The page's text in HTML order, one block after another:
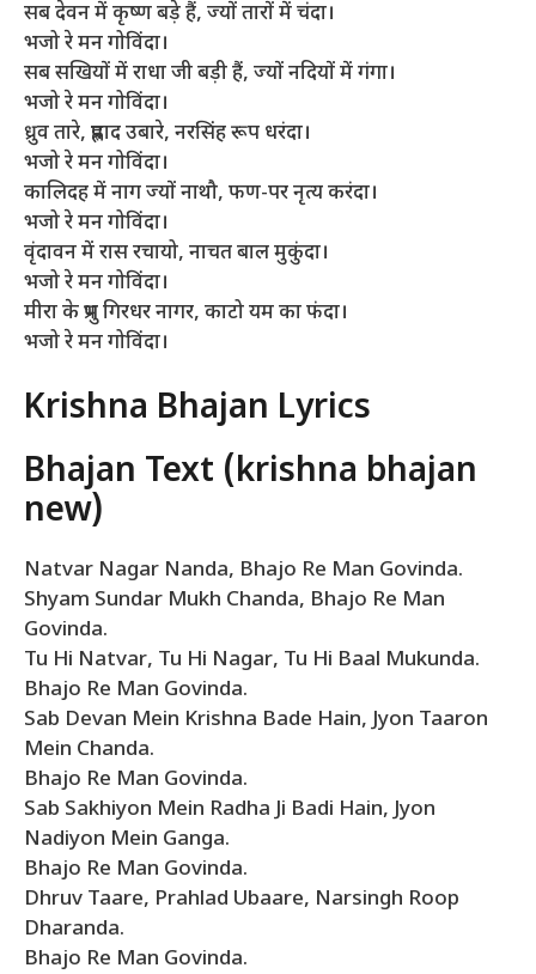
सब देवन में कृष्ण बड़े हैं, ज्यों तारों में चंदा।
भजो रे मन गोविंदा।
सब सखियों में राधा जी बड़ी हैं, ज्यों नदियों में गंगा।
भजो रे मन गोविंदा।
ध्रुव तारे, प्रह्लाद उबारे, नरसिंह रूप धरंदा।
भजो रे मन गोविंदा।
कालिदह में नाग ज्यों नाथौ, फण-पर नृत्य करंदा।
भजो रे मन गोविंदा।
वृंदावन में रास रचायो, नाचत बाल मुकुंदा।
भजो रे मन गोविंदा।
मीरा के प्रभु गिरधर नागर, काटो यम का फंदा।
भजो रे मन गोविंदा।
Krishna Bhajan Lyrics
Bhajan Text (krishna bhajan
new)
Natvar Nagar Nanda, Bhajo Re Man Govinda.
Shyam Sundar Mukh Chanda, Bhajo Re Man
Govinda.
Tu Hi Natvar, Tu Hi Nagar, Tu Hi Baal Mukunda.
Bhajo Re Man Govinda.
Sab Devan Mein Krishna Bade Hain, Jyon Taaron
Mein Chanda.
Bhajo Re Man Govinda.
Sab Sakhiyon Mein Radha Ji Badi Hain, Jyon
Nadiyon Mein Ganga.
Bhajo Re Man Govinda.
Dhruv Taare, Prahlad Ubaare, Narsingh Roop
Dharanda.
Bhajo Re Man Govinda.